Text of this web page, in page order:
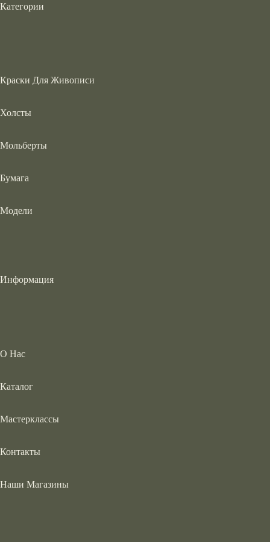
Категории
Краски Для Живописи
Холсты
Мольберты
Бумага
Модели
Информация
О Нас
Каталог
Мастерклассы
Контакты
Наши Магазины